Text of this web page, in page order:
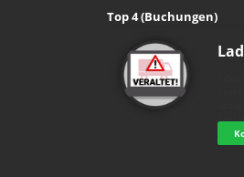
Top 4 (Buchungen)